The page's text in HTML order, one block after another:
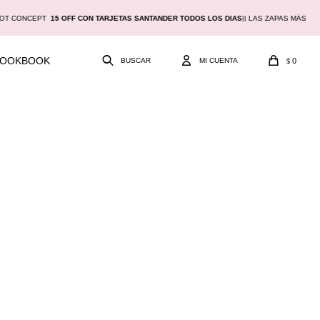
CONCEPT15 OFF CON TARJETAS SANTANDER TODOS LOS DIAS|| LAS ZAPAS MÁS
$ 0